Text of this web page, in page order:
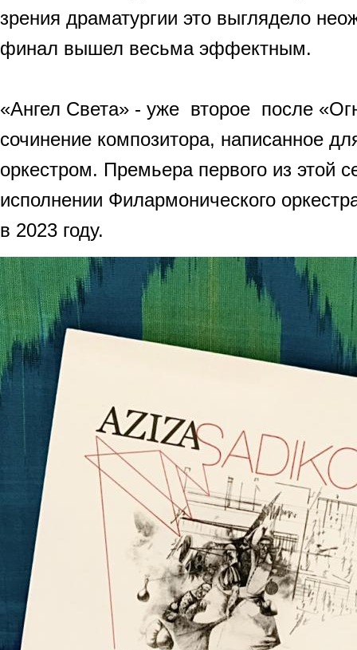
зрения драматургии это выглядело
финал вышел весьма эффектным.
«Ангел Света» - уже второе после
сочинение композитора, написанное
оркестром. Премьера первого из этой
исполнении Филармонического
в 2023 году.